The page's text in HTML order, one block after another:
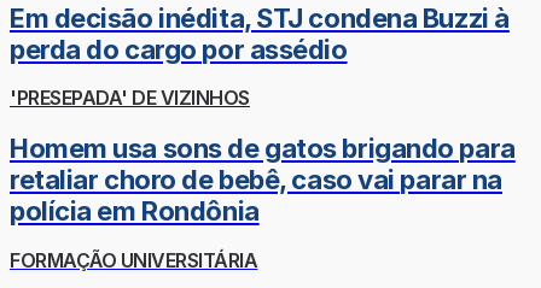
Em decisão inédita, STJ condena Buzzi à
perda do cargo por assédio
'PRESEPADA' DE VIZINHOS
Homem usa sons de gatos brigando para
retaliar choro de bebê, caso vai parar na
polícia em Rondônia
FORMAÇÃO UNIVERSITÁRIA